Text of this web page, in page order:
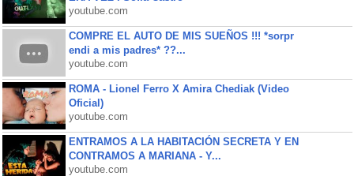
youtube.com
COMPRE EL AUTO DE MIS SUEÑOS !!! *sorpr
endi a mis padres* ??...
youtube.com
ROMA - Lionel Ferro X Amira Chediak (Video
Oficial)
youtube.com
ENTRAMOS A LA HABITACIÓN SECRETA Y EN
CONTRAMOS A MARIANA - Y...
youtube.com